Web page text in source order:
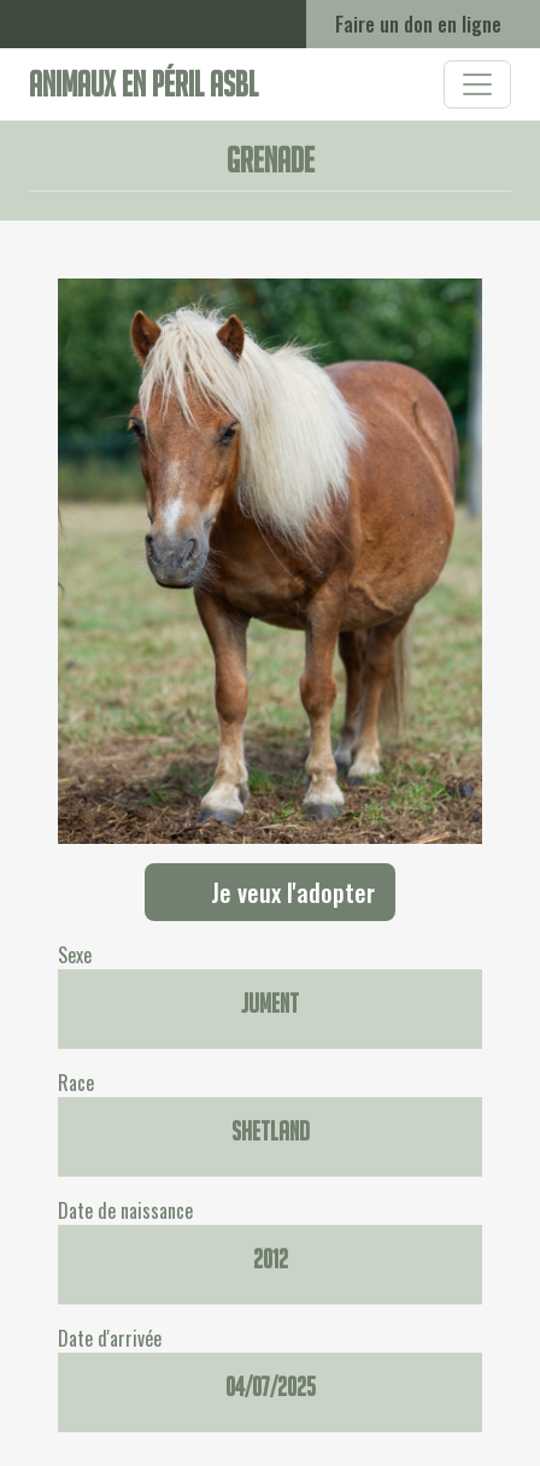
Faire un don en ligne
Animaux en Péril ASBL
Grenade
Je veux l'adopter
Sexe
Jument
Race
Shetland
Date de naissance
2012
Date d'arrivée
04/07/2025